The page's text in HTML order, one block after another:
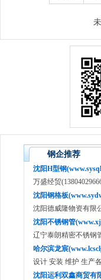
钢企推荐
沈阳H型钢
万盛经贸
沈阳钢格板
沈阳德威隆物资有限
沈阳不锈钢管
辽宁泰朗精密不锈钢
哈尔滨龙宸
设计 安装 维护 生产
沈阳运利双鑫商贸有